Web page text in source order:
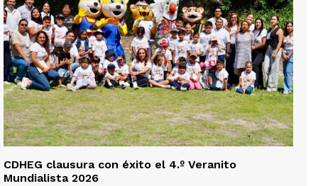
CDHEG clausura con éxito el 4.º Veranito
Mundialista 2026